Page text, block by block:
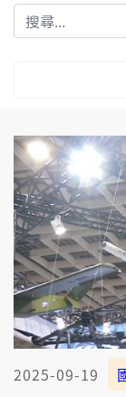
2025-09-19